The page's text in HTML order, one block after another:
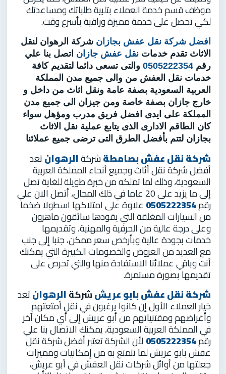
موظف قسم خدمة العملاء بتلبية طلباتك ومساعدتك
لكي تحصل على خدمة مميزة وراقية بأسرع وقت.
افضل شركة نقل عفش بجازان شركة الرهوان لنقل
الاثاث تقدم خدماتنقل عفش جازان اتصل بنا علي
رقم0505222354 والتى تسعى دائما لتقديم كافة
خدمات نقل العفش من والى جميع مدن المملكة
العربية السعودية بصفة عامة ونقل اثاث من داخل و
خارج جازان بصفة خاصة ومن جيزان الى جميع مدن
المملكة على ايدى افضل فريق مدرب ومؤهل سواء
كان الطاقم الادارى الذى يتابع عملية نقل الاثاث
بجازان لتتم بأفضل الطرق التى ترضى جميع عملائنا
شركة نقل عفش بصامطةشركةالرهوانتعد
أفضل شركة نقل أثاث وجميع أنحاء المملكة العربية
السعودية، وذلك لما تملكه من خبرة طويلة للغاية تصل
إلى ما يزيد على 20 عاما في ذلك المجال، أتصل الان علي
رقم0505222354 علاوة على امتلاكها اسطولا ضخما
من السيارات المغلقة التي يقودها سائقون ماهرون
وعلى درجة عالية من الحرفية والمهنية، وتقديمها
خدمات بجودة عالية وبأرخص سعر ممكن، جنبا إلى جنب
مع العديد من العروض والخصومات الكبيرة التي يمكنك
أنت وباقي عملائنا الاستفادة منها والتي تحرص على
تقديمها بصورة مستمرة.
شركة نقل عفش بابو عريششركة الرهوانتعد
خيار العملاء الأول إن كانوا يرغبون في نقل أمتعتهم
وأغراضهم ومقتنياتهم من أبو عريش إلى أي مكان آخر
في المملكة العربية السعودية، يمكنك الاتصال بنا علي
رقم0505222354لأن الشركة تعتبر أفضل شركة نقل
عفش بابو عريش لما تتمتع به من إمكانيات ومميزات
جعلتها من أوائل شركات نقل العفش في أبو عريش،